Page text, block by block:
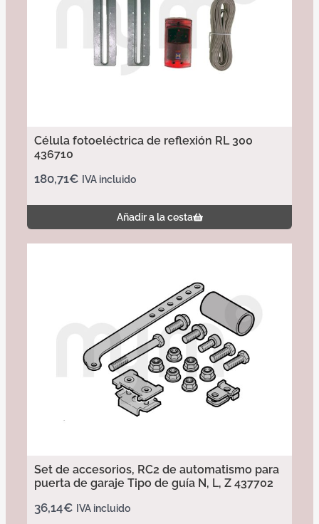
Célula fotoeléctrica de reflexión RL 300
436710
180,71€ IVA incluido
Añadir a la cesta
Set de accesorios, RC2 de automatismo para
puerta de garaje Tipo de guía N, L, Z 437702
36,14€ IVA incluido